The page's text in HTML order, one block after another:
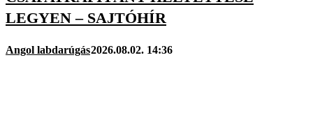
LEGYEN – SAJTÓHÍR
Angol labdarúgás2026.08.02. 14:36